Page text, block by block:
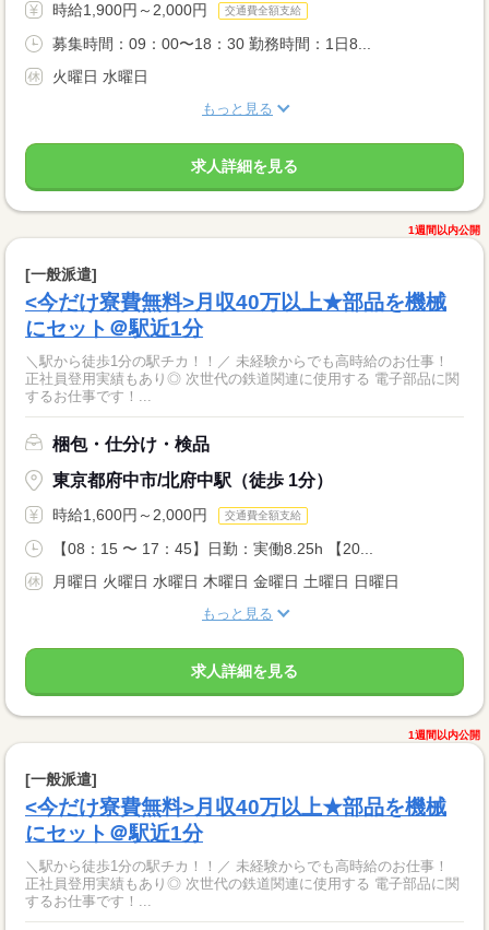
時給1,900円～2,000円 交通費全額支給
募集時間：09：00〜18：30 勤務時間：1日8...
火曜日 水曜日
もっと見る
求人詳細を見る
1週間以内公開
[一般派遣]
<今だけ寮費無料>月収40万以上★部品を機械
にセット＠駅近1分
＼駅から徒歩1分の駅チカ！！／ 未経験からでも高時給のお仕事！
正社員登用実績もあり◎ 次世代の鉄道関連に使用する 電子部品に関
するお仕事です！...
梱包・仕分け・検品
東京都府中市/北府中駅（徒歩 1分）
時給1,600円～2,000円 交通費全額支給
【08：15 〜 17：45】日勤：実働8.25h 【20...
月曜日 火曜日 水曜日 木曜日 金曜日 土曜日 日曜日
もっと見る
求人詳細を見る
1週間以内公開
[一般派遣]
<今だけ寮費無料>月収40万以上★部品を機械
にセット＠駅近1分
＼駅から徒歩1分の駅チカ！！／ 未経験からでも高時給のお仕事！
正社員登用実績もあり◎ 次世代の鉄道関連に使用する 電子部品に関
するお仕事です！...